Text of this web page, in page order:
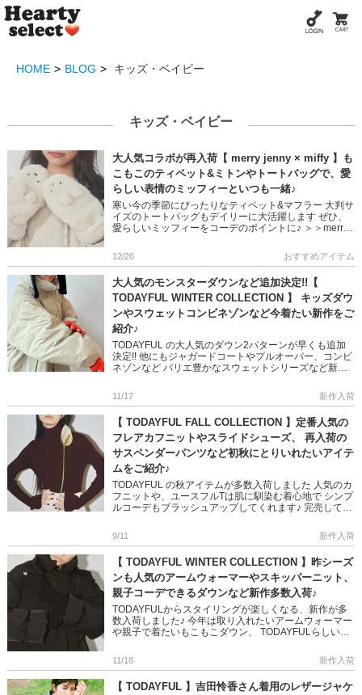
HOME BLOG キッズ・ベイビー
キッズ・ベイビー
大人気コラボが再入荷【 merry jenny × miffy 】も
こもこのティペット&ミトンやトートバッグで、愛
らしい表情のミッフィーといつも一緒♪
寒い今の季節にぴったりなティペット&マフラー 大判サ
イズのトートバッグもデイリーに大活躍します ぜひ、
愛らしいミッフィーをコーデのポイントに♪ ＞＞merry
12/26 おすすめアイテム
大人気のモンスターダウンなど追加決定!!【
TODAYFUL WINTER COLLECTION 】 キッズダウ
ンやスウェットコンビネゾンなど今着たい新作をご
紹介♪
TODAYFUL の大人気のダウン2パターンが早くも追加
決定!! 他にもジャガードコートやプルオーバー、コンビ
ネゾンなど バリエ豊かなスウェットシリーズなど新作
TODAYF […]
11/17 新作入荷
【 TODAYFUL FALL COLLECTION 】定番人気の
フレアカフニットやスライドシューズ、 再入荷の
サスペンダーパンツなど初秋にとりいれたいアイテ
ムをご紹介♪
TODAYFUL の秋アイテムが多数入荷しました 人気のカ
フニットや、ユースフルTは肌に馴染む着心地で シンプ
ルコーデもブラッシュアップしてくれます♪ 完売してい
トータル […]
9/11 新作入荷
【 TODAYFUL WINTER COLLECTION 】昨シーズ
ンも人気のアームウォーマーやスキッパーニット、
親子コーデできるダウンなど新作多数入荷♪
TODAYFULからスタイリングが楽しくなる、新作が多
数入荷しました♪ 今年は取り入れたいアームウォーマー
や親子で着たいもこもこダウン、 TODAYFULらしいワ
アイテム […]
11/18 新作入荷
【 TODAYFUL 】吉田怜香さん着用のレザージャケ